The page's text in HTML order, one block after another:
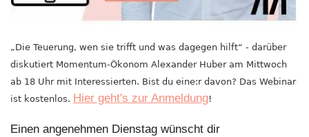
„Die Teuerung, wen sie trifft und was dagegen hilft“ - darüber
diskutiert Momentum-Ökonom Alexander Huber am Mittwoch
ab 18 Uhr mit Interessierten. Bist du eine:r davon? Das Webinar
ist kostenlos. Hier geht's zur Anmeldung!
Einen angenehmen Dienstag wünscht dir